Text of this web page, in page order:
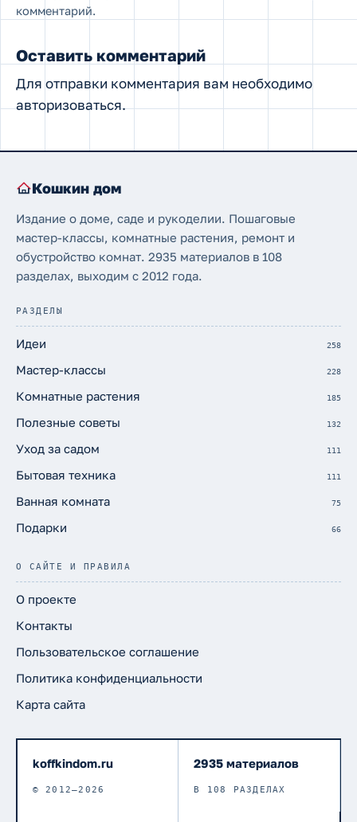
комментарий.
Оставить комментарий
Для отправки комментария вам необходимо
авторизоваться.
Кошкин дом
Издание о доме, саде и рукоделии. Пошаговые
мастер-классы, комнатные растения, ремонт и
обустройство комнат. 2935 материалов в 108
разделах, выходим с 2012 года.
РАЗДЕЛЫ
Идеи 258
Мастер-классы 228
Комнатные растения 185
Полезные советы 132
Уход за садом 111
Бытовая техника 111
Ванная комната 75
Подарки 66
О САЙТЕ И ПРАВИЛА
О проекте
Контакты
Пользовательское соглашение
Политика конфиденциальности
Карта сайта
koffkindom.ru
© 2012–2026
2935 материалов
В 108 РАЗДЕЛАХ